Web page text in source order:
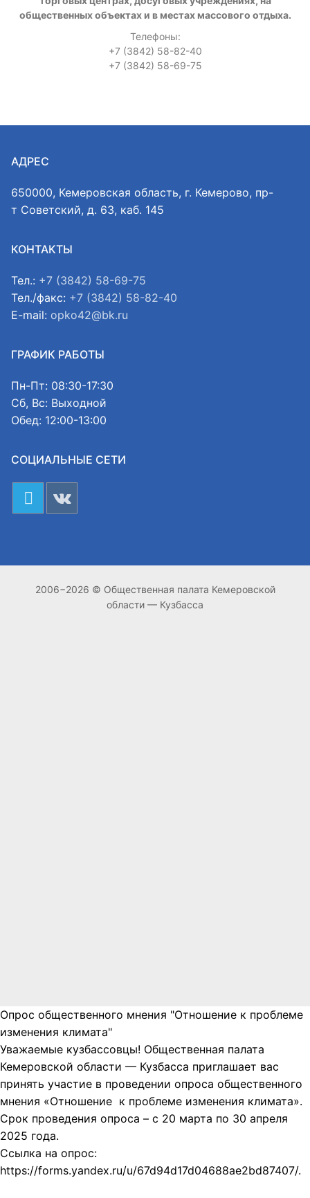
общественных объектах и в местах массового отдыха.
Телефоны:
+7 (3842) 58-82-40
+7 (3842) 58-69-75
АДРЕС
650000, Кемеровская область, г. Кемерово, пр-
т Советский, д. 63, каб. 145
КОНТАКТЫ
Тел.: +7 (3842) 58-69-75
Тел./факс: +7 (3842) 58-82-40
E-mail: opko42@bk.ru
ГРАФИК РАБОТЫ
Пн-Пт: 08:30-17:30
Сб, Вс: Выходной
Обед: 12:00-13:00
СОЦИАЛЬНЫЕ СЕТИ
2006−2026 © Общественная палата Кемеровской
области — Кузбасса
Опрос общественного мнения "Отношение к проблеме
изменения климата"
Уважаемые кузбассовцы! Общественная палата
Кемеровской области — Кузбасса приглашает вас
принять участие в проведении опроса общественного
мнения «Отношение к проблеме изменения климата».
Срок проведения опроса – с 20 марта по 30 апреля
2025 года.
Ссылка на опрос:
https://forms.yandex.ru/u/67d94d17d04688ae2bd87407/.